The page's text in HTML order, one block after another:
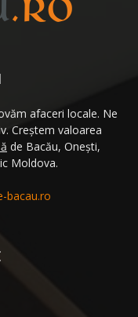
afaceri locale. Ne
Creştem valoarea
de Bacău, Oneşti,
Moldova.
bacau.ro